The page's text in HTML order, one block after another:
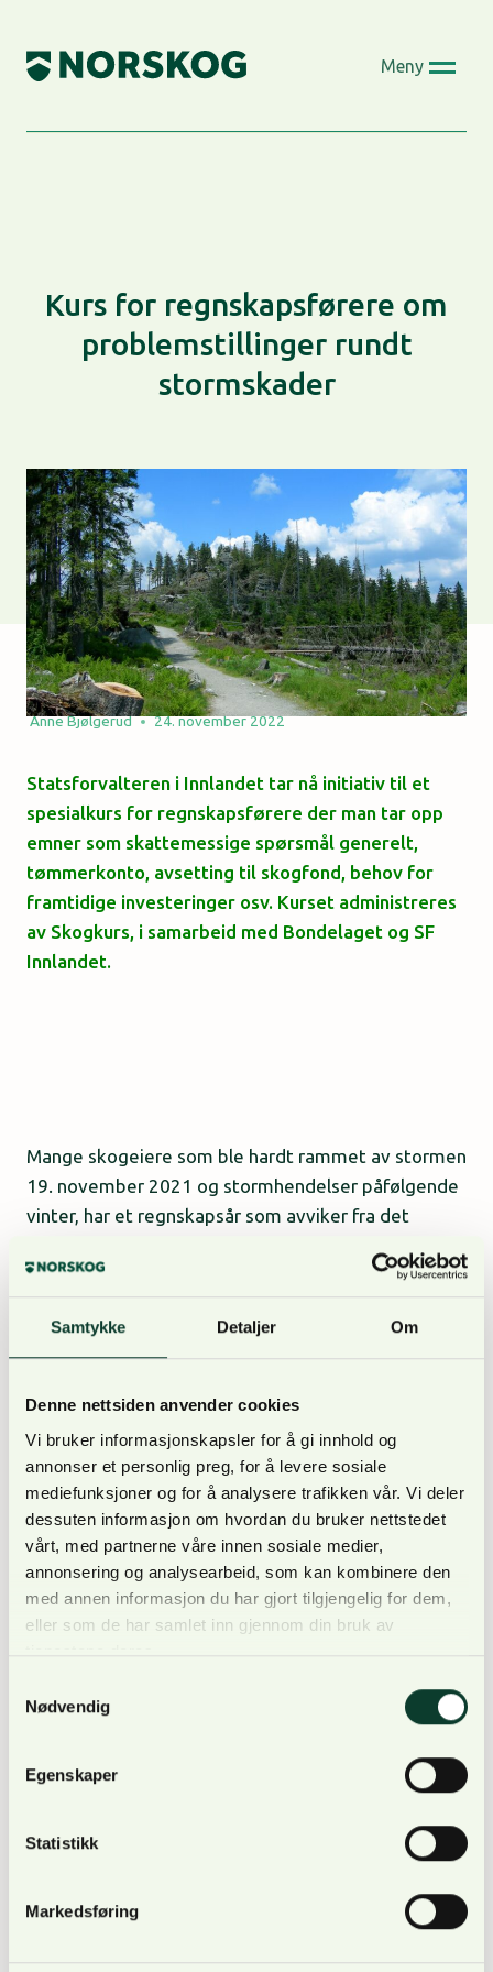
Samtykke Detaljer Om
Denne nettsiden anvender cookies
Vi bruker informasjonskapsler for å gi innhold og
annonser et personlig preg, for å levere sosiale
mediefunksjoner og for å analysere trafikken vår. Vi deler
dessuten informasjon om hvordan du bruker nettstedet
vårt, med partnerne våre innen sosiale medier,
annonsering og analysearbeid, som kan kombinere den
med annen informasjon du har gjort tilgjengelig for dem,
eller som de har samlet inn gjennom din bruk av
Nødvendig
Egenskaper
Statistikk
Markedsføring
content
Meny
Kurs for regnskapsførere om
problemstillinger rundt
stormskader
Anne Bjølgerud 24. november 2022
Statsforvalteren i Innlandet tar nå initiativ til et
spesialkurs for regnskapsførere der man tar opp
emner som skattemessige spørsmål generelt,
tømmerkonto, avsetting til skogfond, behov for
framtidige investeringer osv. Kurset administreres
av Skogkurs, i samarbeid med Bondelaget og SF
Innlandet.
Mange skogeiere som ble hardt rammet av stormen
19. november 2021 og stormhendelser påfølgende
vinter, har et regnskapsår som avviker fra det
og vurderinger. Regnskapsførerne er svært viktige
rådgiverne for skogeierne i så måte.
Kurset blir nettbasert, og gratis for deltakerne.
Tid: mandag 19.12 kl. 12-15 (med forbehold om
endring av klokkeslett).
Påmelding gjøres ved å klikke